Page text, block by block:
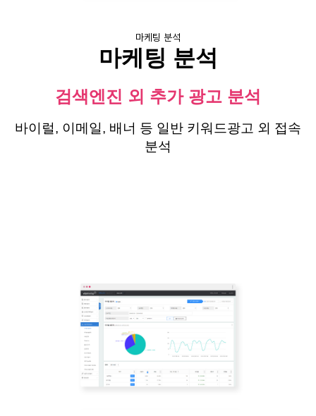
마케팅 분석
마케팅 분석
검색엔진 외 추가 광고 분석
바이럴, 이메일, 배너 등 일반 키워드광고 외 접속
분석